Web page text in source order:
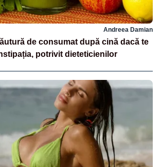
Andreea Damian
de consumat după cină dacă te
potrivit dieteticienilor